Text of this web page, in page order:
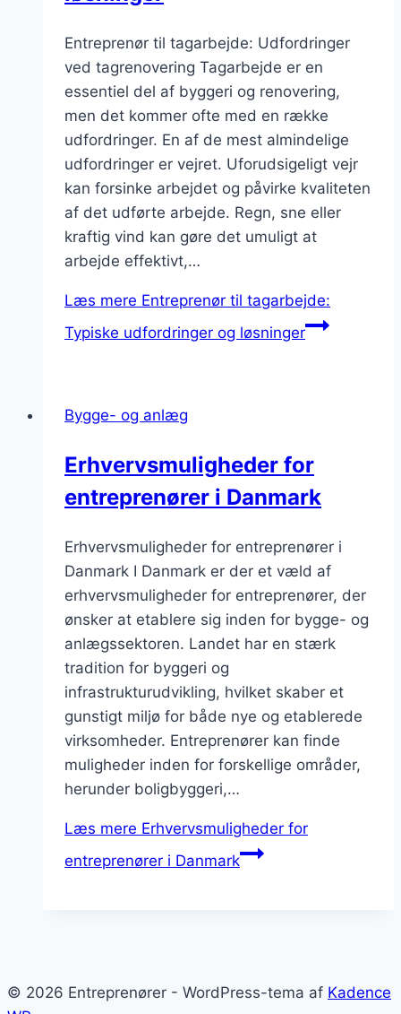
Entreprenør til tagarbejde: Udfordringer
ved tagrenovering Tagarbejde er en
essentiel del af byggeri og renovering,
men det kommer ofte med en række
udfordringer. En af de mest almindelige
udfordringer er vejret. Uforudsigeligt vejr
kan forsinke arbejdet og påvirke kvaliteten
af det udførte arbejde. Regn, sne eller
kraftig vind kan gøre det umuligt at
arbejde effektivt,…
Læs mere Entreprenør til tagarbejde:
Typiske udfordringer og løsninger
Bygge- og anlæg
Erhvervsmuligheder for
entreprenører i Danmark
Erhvervsmuligheder for entreprenører i
Danmark I Danmark er der et væld af
erhvervsmuligheder for entreprenører, der
ønsker at etablere sig inden for bygge- og
anlægssektoren. Landet har en stærk
tradition for byggeri og
infrastrukturudvikling, hvilket skaber et
gunstigt miljø for både nye og etablerede
virksomheder. Entreprenører kan finde
muligheder inden for forskellige områder,
herunder boligbyggeri,…
Læs mere Erhvervsmuligheder for
entreprenører i Danmark
© 2026 Entreprenører - WordPress-tema af Kadence